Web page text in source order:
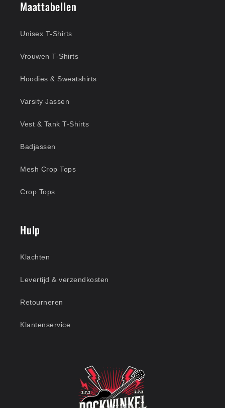
Maattabellen
Unisex T-Shirts
Vrouwen T-Shirts
Hoodies & Sweatshirts
Varsity Jassen
Vest & Tank T-Shirts
Badjassen
Mesh Crop Tops
Crop Tops
Hulp
Klachten
Levertijd & verzendkosten
Retourneren
Klantenservice